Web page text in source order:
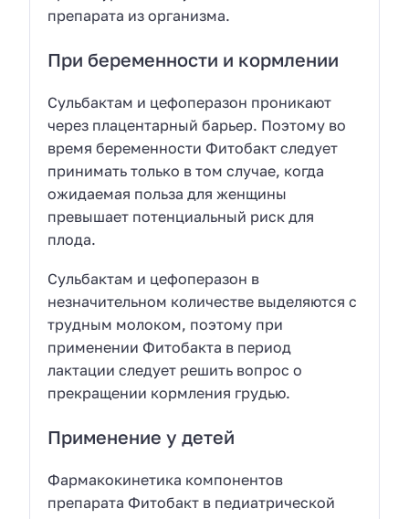
препарата из организма.
При беременности и кормлении
Сульбактам и цефоперазон проникают
через плацентарный барьер. Поэтому во
время беременности Фитобакт следует
принимать только в том случае, когда
ожидаемая польза для женщины
превышает потенциальный риск для
плода.
Сульбактам и цефоперазон в
незначительном количестве выделяются с
трудным молоком, поэтому при
применении Фитобакта в период
лактации следует решить вопрос о
прекращении кормления грудью.
Применение у детей
Фармакокинетика компонентов
препарата Фитобакт в педиатрической